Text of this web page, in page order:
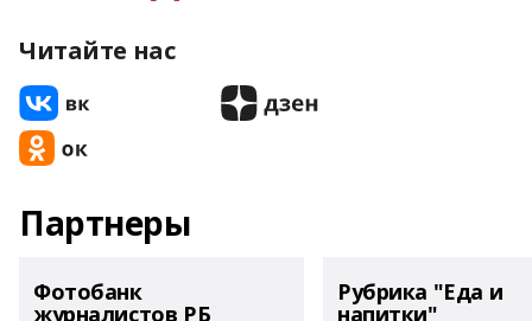
Читайте нас
Партнеры
Фотобанк
журналистов РБ
Рубрика "Еда и
напитки"